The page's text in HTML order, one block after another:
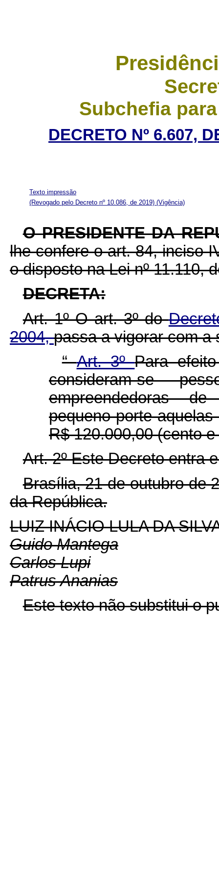
Subchefia
DECRETO Nº 6.607,
Texto impressão
(Revogado pelo Decreto nº 10.086, de 2019) (Vigência)
OPRESIDENTE DA
lhe confere o art. 84, inciso
o disposto na Lei nº 11.110,
DECRETA:
Art. 1º O art. 3º do
2004,passa a vigorar com a
“Art. 3ºPara
consideram-se
empreendedoras
pequeno porte
R$ 120.000,00 (cento
Art. 2º Este Decreto entra
Brasília, 21 de outubro de
da República.
LUIZ INÁCIO LULA DA
Guido Mantega
Carlos Lupi
Patrus Ananias
Este texto não substitui o